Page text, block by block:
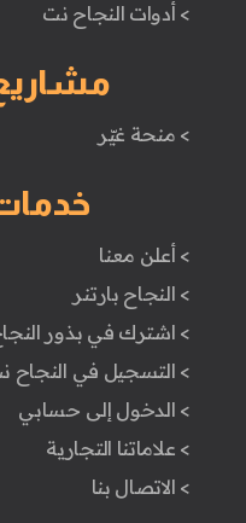
> أدوات النجاح نت
> منحة غيّر
> أعلن معنا
> النجاح بارتنر
> اشترك في بذور
> التسجيل في النجاح
> الدخول إلى حسابي
> علاماتنا التجارية
> الاتصال بنا